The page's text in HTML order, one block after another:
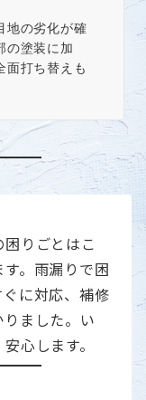
地の劣化が確
の塗装に加
面打ち替えも
りごとはこ
。雨漏りで困
に対応、補修
ました。い
心します。